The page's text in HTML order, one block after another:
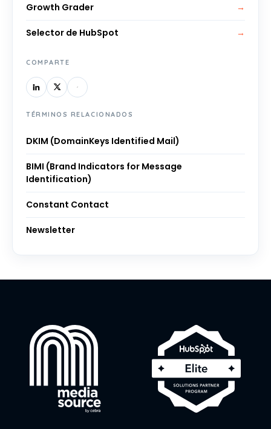
Growth Grader →
Selector de HubSpot →
COMPARTE
TÉRMINOS RELACIONADOS
DKIM (DomainKeys Identified Mail)
BIMI (Brand Indicators for Message
Identification)
Constant Contact
Newsletter